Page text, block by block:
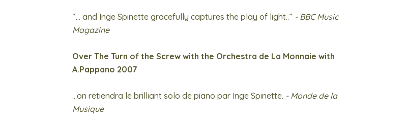
“… and Inge Spinette gracefully captures the play of light..” - BBC Music
Magazine
Over The Turn of the Screw with the Orchestra de La Monnaie with
A.Pappano 2007
…on retiendra le brilliant solo de piano par Inge Spinette. - Monde de la
Musique